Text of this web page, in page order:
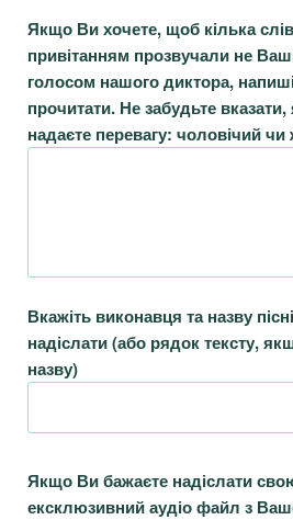
Якщо Ви хочете, щоб кілька
привітанням прозвучали не
голосом нашого диктора,
прочитати. Не забудьте
надаєте перевагу: чоловічий чи
Вкажіть виконавця та назву
надіслати (або рядок тексту,
назву)
Якщо Ви бажаєте надіслати
ексклюзивний аудіо файл з